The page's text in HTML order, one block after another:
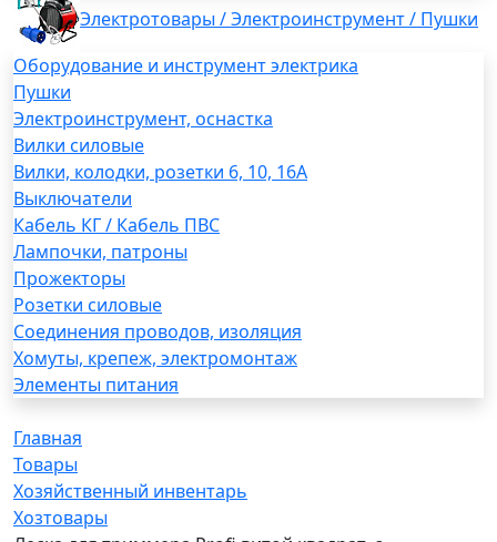
Электротовары / Электроинструмент / Пушки
Оборудование и инструмент электрика
Пушки
Электроинструмент, оснастка
Вилки силовые
Вилки, колодки, розетки 6, 10, 16А
Выключатели
Кабель КГ / Кабель ПВС
Лампочки, патроны
Прожекторы
Розетки силовые
Соединения проводов, изоляция
Хомуты, крепеж, электромонтаж
Элементы питания
Главная
Товары
Хозяйственный инвентарь
Хозтовары